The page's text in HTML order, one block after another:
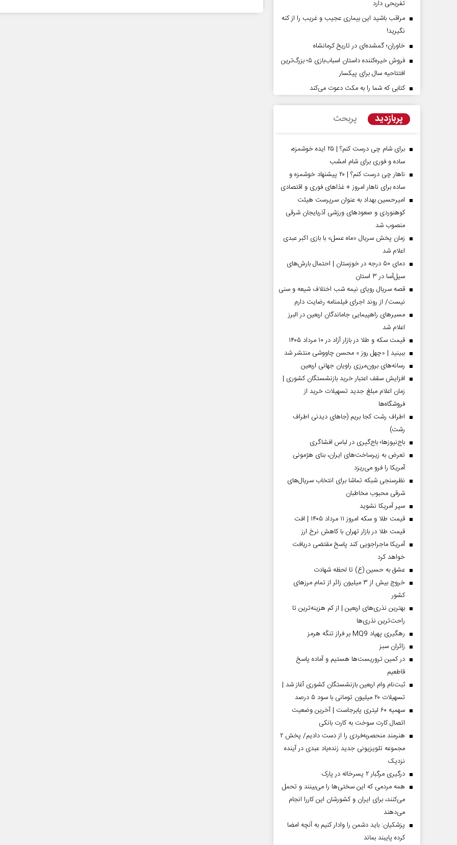
تفریحی دارد
مراقب باشید این بیماری عجیب و غریب را از کنه
نگیرید!
خاوران؛ گمشده‌ای در تاریخ کرمانشاه
فروش خیره‌کننده داستان اسباب‌بازی ۵؛ بزرگ‌ترین
افتتاحیه سال برای پیکسار
کتابی که شما را به مکث دعوت می‌کند
پربازدید پربحث
برای شام چی درست کنم؟ | ۲۵ ایده خوشمزه،
ساده و فوری برای شام امشب
ناهار چی درست کنم؟ | ۲۰ پیشنهاد خوشمزه و
ساده برای ناهار امروز + غذاهای فوری و اقتصادی
امیرحسین بهداد به عنوان سرپرست هیئت
کوهنوردی و صعودهای ورزشی آذربایجان شرقی
منصوب شد
زمان پخش سریال «ماه عسل» با بازی اکبر عبدی
اعلام شد
دمای ۵۰ درجه در خوزستان | احتمال بارش‌های
سیل‌آسا در ۳ استان
قصه سریال رویای نیمه شب اختلاف شیعه و سنی
نیست/ از روند اجرای فیلمنامه رضایت دارم
مسیر‌های راهپیمایی جاماندگان اربعین در البرز
اعلام شد
قیمت سکه و طلا در بازار آزاد در ۱۰ مرداد ۱۴۰۵
ببینید | «چهل روز » محسن چاووشی منتشر شد
رسانه‌های برون‌مرزی راویان جهانی اربعین
افزایش سقف اعتبار خرید بازنشستگان کشوری |
زمان اعلام مبلغ جدید تسهیلات خرید از
فروشگاه‌ها
اطراف رشت کجا بریم (جاهای دیدنی اطراف
رشت)
باج‌نیوزها؛ باج‌گیری در لباس افشاگری
تعرض به زیرساخت‌های ایران، بنای هژمونی
آمریکا را فرو می‌ریزد
نظرسنجی شبکه تماشا برای انتخاب سریال‌های
شرقی محبوب مخاطبان
سپر آمریکا نشوید
قیمت طلا و سکه امروز ۱۱ مرداد ۱۴۰۵ | افت
قیمت طلا در بازار تهران با کاهش نرخ ارز
آمریکا ماجراجویی کند پاسخ مقتضی دریافت
خواهد کرد
عشق به حسین (ع) تا لحظه شهادت
خروج بیش از ۳ میلیون زائر از تمام مرز‌های
کشور
بهترین نذری‌های اربعین | از کم هزینه‌ترین تا
راحت‌ترین نذری‌ها
رهگیری پهپاد MQ9 بر فراز تنگه هرمز
‌زائران سبز
در کمین تروریست‌ها هستیم و آماده پاسخ
قاطعیم
ثبت‌نام وام اربعین بازنشستگان کشوری آغاز شد |
تسهیلات ۲۰ میلیون تومانی با سود ۵ درصد
سهمیه ۶۰ لیتری پابرجاست | آخرین وضعیت
اتصال کارت سوخت به کارت بانکی
هنرمند منحصر‌به‌فردی را از دست دادیم/ پخش ۲
مجموعه تلویزیونی جدید زنده‌یاد عبدی در آینده
نزدیک
درگیری مرگبار ۲ پسرخاله در پارک
همه مردمی که این سختی‌ها را می‌بینند و تحمل
می‌کنند، برای ایران و کشورشان این کاررا انجام
می‌دهند
پزشکیان: باید دشمن را وادار کنیم به آنچه امضا
کرده پایبند بماند
پشت‌پرده تهدیدات کوتاه‏‌مدت و
ادعا‌های خلاف واقع آمریکا
- تحلیلگر مسائل سیاسی
رحمت‌الله نوروزی - عضو کمیسیون اجتماعی
مجلس
صفحات نخست روزنامه ها‌ی‌سه‌شنبه ۶ مردادماه